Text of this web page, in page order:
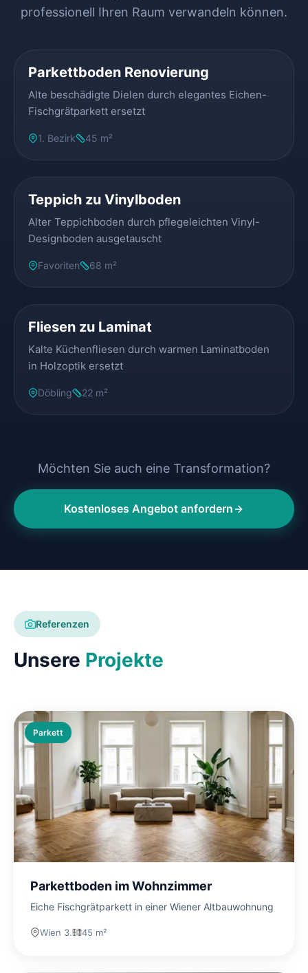
professionell Ihren Raum verwandeln können.
Parkettboden Renovierung
Alte beschädigte Dielen durch elegantes Eichen-
Fischgrätparkett ersetzt
1. Bezirk 45 m²
Teppich zu Vinylboden
Alter Teppichboden durch pflegeleichten Vinyl-
Designboden ausgetauscht
Favoriten 68 m²
Fliesen zu Laminat
Kalte Küchenfliesen durch warmen Laminatboden
in Holzoptik ersetzt
Döbling 22 m²
Möchten Sie auch eine Transformation?
Kostenloses Angebot anfordern
Referenzen
Unsere Projekte
Parkett
Parkettboden im Wohnzimmer
Eiche Fischgrätparkett in einer Wiener Altbauwohnung
Wien 3. 45 m²